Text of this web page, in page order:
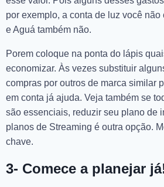
por exemplo, a conta de luz você
e Aguá também não.
Porem coloque na ponta do lápis
economizar. Às vezes substituir
compras por outros de marca similar
em conta já ajuda. Veja também se
são essenciais, reduzir seu plano de
planos de Streaming é outra opção.
chave.
3- Comece a planejar